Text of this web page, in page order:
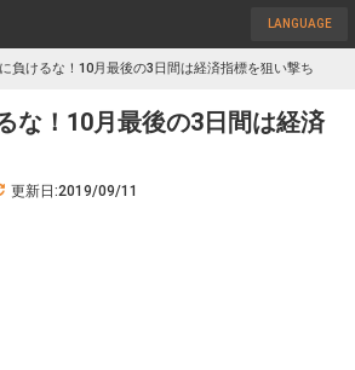
LANGUAGE
負けるな！10月最後の3日間は経済指標を狙い撃ち
な！10月最後の3日間は経済
更新日:2019/09/11